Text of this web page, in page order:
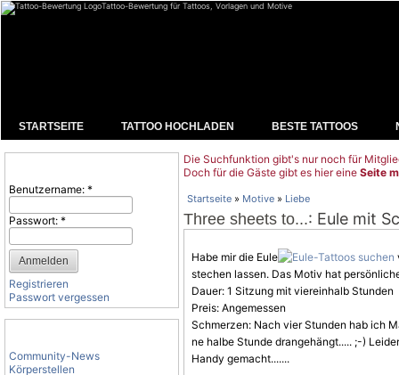
Tattoo-Bewertung für Tattoos, Vorlagen und Motive
STARTSEITE TATTOO HOCHLADEN BESTE TATTOOS
Benutzername: *
Passwort: *
Registrieren
Passwort vergessen
Community-News
Körperstellen
Die Suchfunktion gibt's nur noch für
Doch für die Gäste gibt es hier eine Seite
Startseite » Motive » Liebe
Three sheets to...: Eule mit
Habe mir die Eule
stechen lassen. Das Motiv hat
Dauer: 1 Sitzung mit viereinhalb Stunden
Preis: Angemessen
Schmerzen: Nach vier Stunden hab ich
ne halbe Stunde drangehängt..... ;-)
Handy gemacht.......